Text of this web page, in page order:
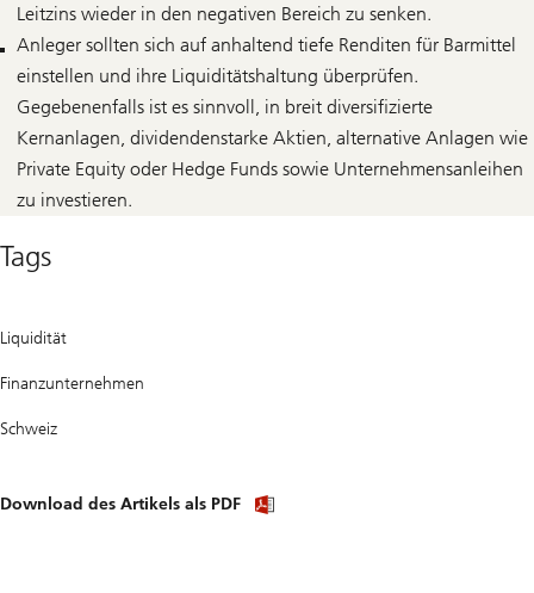
Leitzins wieder in den negativen Bereich zu senken.
Anleger sollten sich auf anhaltend tiefe Renditen für Barmittel
einstellen und ihre Liquiditätshaltung überprüfen.
Gegebenenfalls ist es sinnvoll, in breit diversifizierte
Kernanlagen, dividendenstarke Aktien, alternative Anlagen wie
Private Equity oder Hedge Funds sowie Unternehmensanleihen
zu investieren.
Tags
Liquidität
Finanzunternehmen
Schweiz
Download des Artikels als PDF